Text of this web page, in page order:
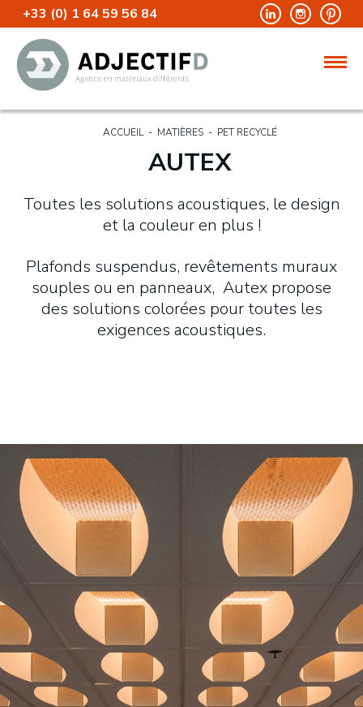
+33 (0) 1 64 59 56 84
ACCUEIL- MATIÈRES- PET RECYCLÉ
AUTEX
Toutes les solutions acoustiques, le design
et la couleur en plus !
Plafonds suspendus, revêtements muraux
souples ou en panneaux, Autex propose
des solutions colorées pour toutes les
exigences acoustiques.